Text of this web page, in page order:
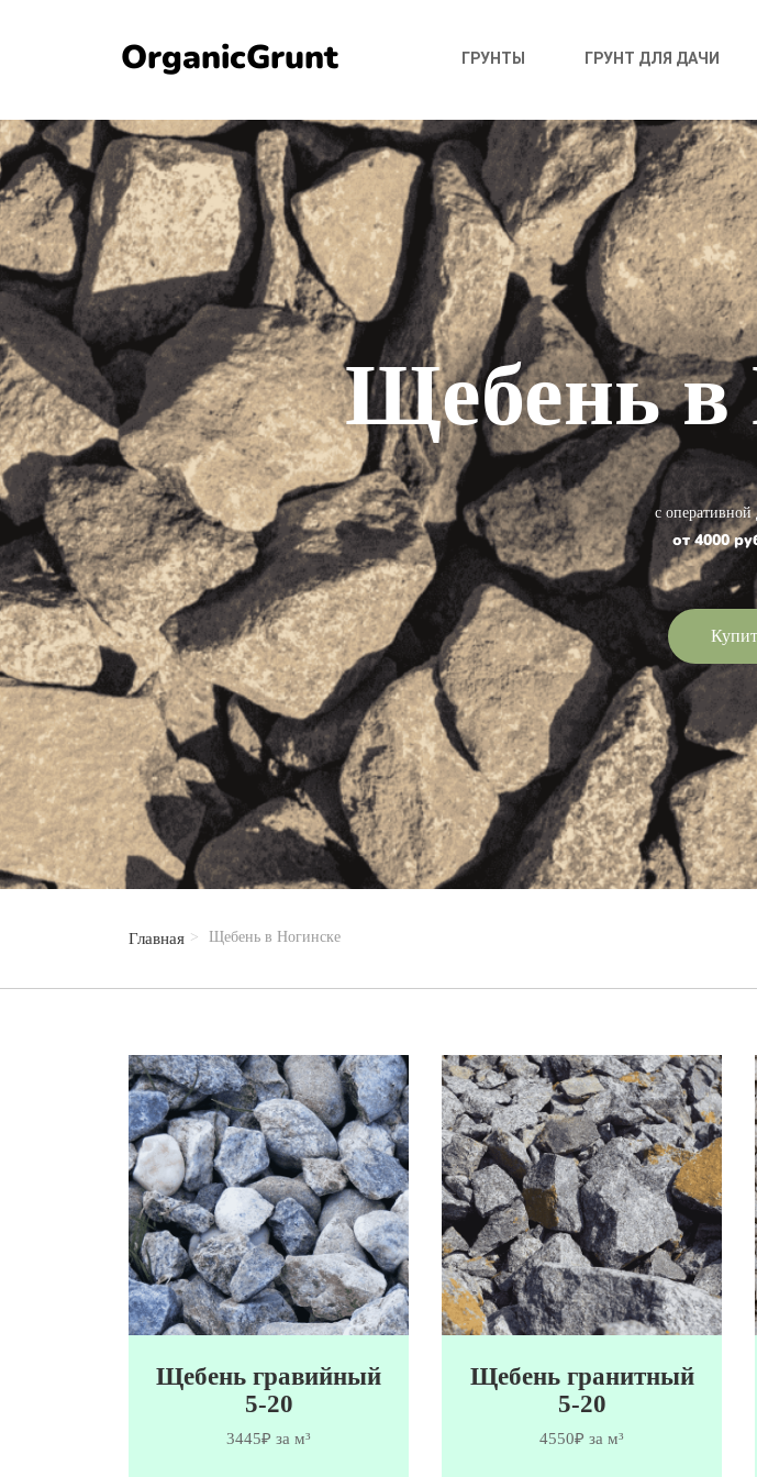
OrganicGrunt ГРУНТЫ ГРУНТ ДЛЯ ДАЧИ
Щебень в
с оперативной
от 4000
Главная Щебень в Ногинске
Щебень гравийный
5-20
3445₽ за м³
Щебень гранитный
5-20
4550₽ за м³